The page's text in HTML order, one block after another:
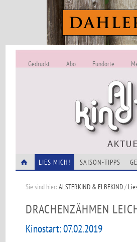
Gedruckt Abo Fundorte
LIES MICH! SAISON-TIPPS
Sie sind hier:ALSTERKIND & ELBEKIND/
DRACHENZÄHMEN
Kinostart: 07.02.2019